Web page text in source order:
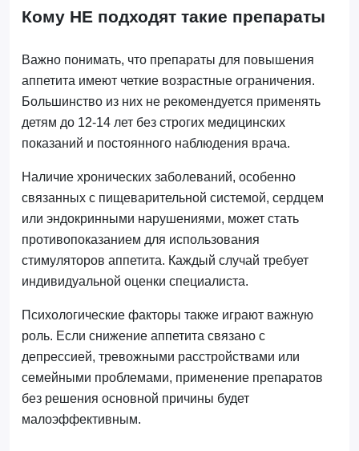
Кому НЕ подходят такие препараты
Важно понимать, что препараты для повышения
аппетита имеют четкие возрастные ограничения.
Большинство из них не рекомендуется применять
детям до 12-14 лет без строгих медицинских
показаний и постоянного наблюдения врача.
Наличие хронических заболеваний, особенно
связанных с пищеварительной системой, сердцем
или эндокринными нарушениями, может стать
противопоказанием для использования
стимуляторов аппетита. Каждый случай требует
индивидуальной оценки специалиста.
Психологические факторы также играют важную
роль. Если снижение аппетита связано с
депрессией, тревожными расстройствами или
семейными проблемами, применение препаратов
без решения основной причины будет
малоэффективным.